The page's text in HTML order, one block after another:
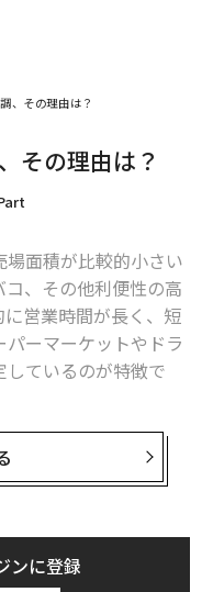
、その理由は？
その理由は？
面積が比較的小さい
、その他利便性の高
営業時間が長く、短
ーマーケットやドラ
しているのが特徴で
コンビニエンスス
を与える主な要因を
いても解説していま
ンに登録